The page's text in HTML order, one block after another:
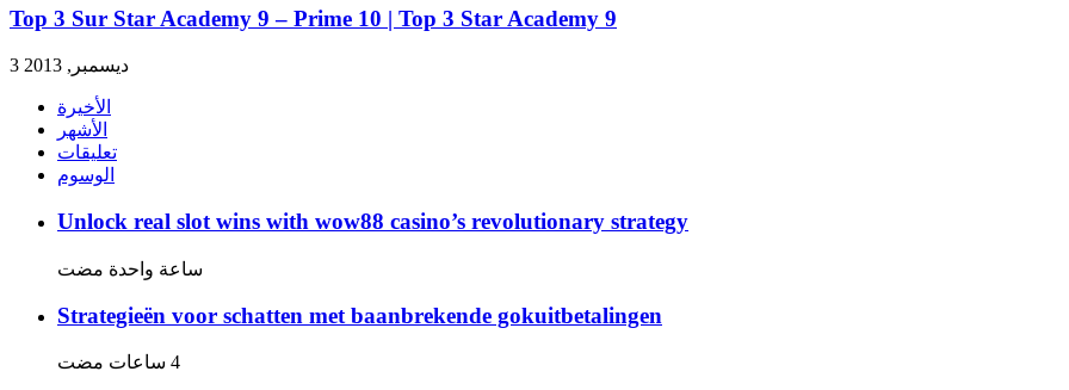
Top 3 Sur Star Academy 9 – Prime 10 | Top 3 Star Academy 9
3 ديسمبر, 2013
الأخيرة
الأشهر
تعليقات
الوسوم
Unlock real slot wins with wow88 casino’s revolutionary strategy
‏ساعة واحدة مضت
Strategieën voor schatten met baanbrekende gokuitbetalingen